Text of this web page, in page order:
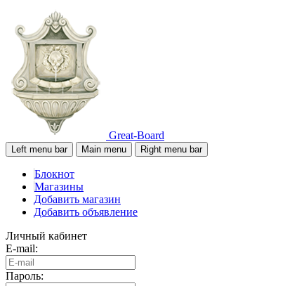
Great-Board
Left menu bar Main menu Right menu bar
Блокнот
Магазины
Добавить магазин
Добавить объявление
Личный кабинет
E-mail:
Пароль: